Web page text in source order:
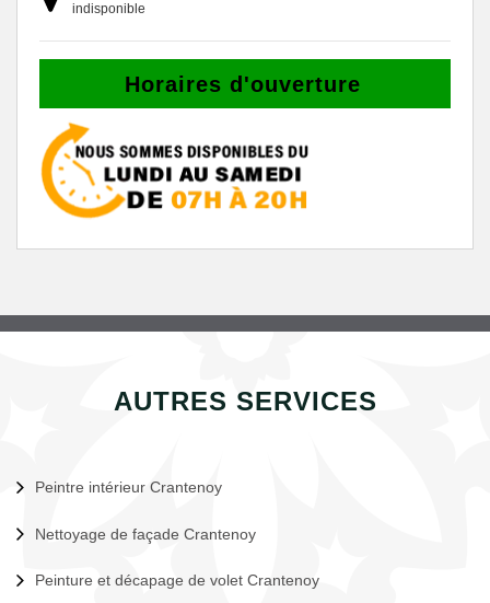
indisponible
Horaires d'ouverture
AUTRES SERVICES
Peintre intérieur Crantenoy
Nettoyage de façade Crantenoy
Peinture et décapage de volet Crantenoy